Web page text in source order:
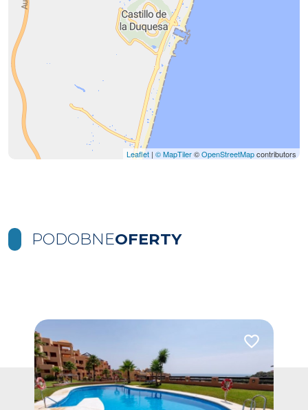
Leaflet | © MapTiler©OpenStreetMapcontributors
PODOBNEOFERTY
Dodaj do ulubionych Dodaj do